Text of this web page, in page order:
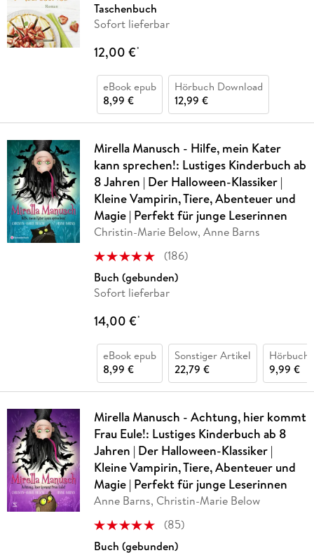
Taschenbuch
Sofort lieferbar
12,00 €*
eBook epub
8,99 €
Hörbuch Download
12,99 €
Mirella Manusch - Hilfe, mein Kater
kann sprechen!: Lustiges Kinderbuch ab
8 Jahren | Der Halloween-Klassiker |
Kleine Vampirin, Tiere, Abenteuer und
Magie | Perfekt für junge Leserinnen
Christin-Marie Below, Anne Barns
(186)
Buch (gebunden)
Sofort lieferbar
14,00 €*
eBook epub
8,99 €
Sonstiger Artikel
22,79 €
Hörbuch
9,99 €
Mirella Manusch - Achtung, hier kommt
Frau Eule!: Lustiges Kinderbuch ab 8
Jahren | Der Halloween-Klassiker |
Kleine Vampirin, Tiere, Abenteuer und
Magie | Perfekt für junge Leserinnen
Anne Barns, Christin-Marie Below
(85)
Buch (gebunden)